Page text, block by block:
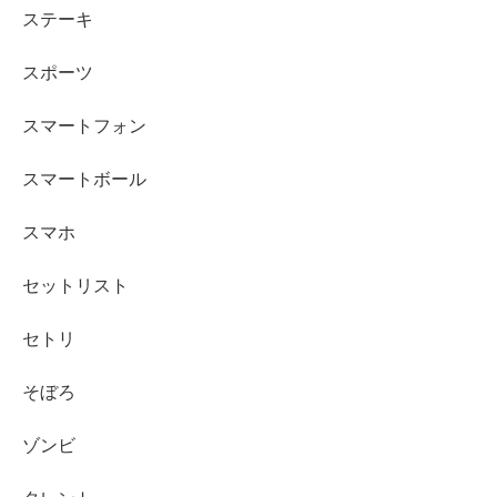
ステーキ
スポーツ
スマートフォン
スマートボール
スマホ
セットリスト
セトリ
そぼろ
ゾンビ